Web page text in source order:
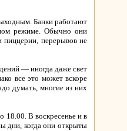
Банки работают
режиме. Обычно они
пиццерии, перерывов не
— иногда даже свет
все это может вскоре
думать, многие из них
18.00. В воскресенье и в
дни, когда они открыты